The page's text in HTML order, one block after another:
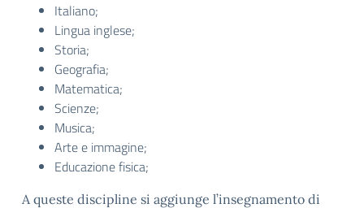
Italiano;
Lingua inglese;
Storia;
Geografia;
Matematica;
Scienze;
Musica;
Arte e immagine;
Educazione fisica;
A queste discipline si aggiunge l’insegnamento di